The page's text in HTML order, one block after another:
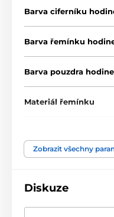
Barva ciferníku
Barva řemínku
Barva pouzdra
Materiál řemínku
Zobrazit všechny
Diskuze